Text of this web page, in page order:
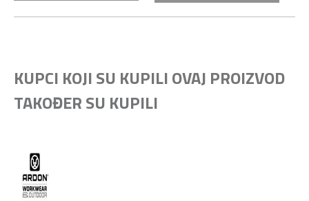
KUPCI KOJI SU KUPILI OVAJ PROIZVOD
TAKOĐER SU KUPILI